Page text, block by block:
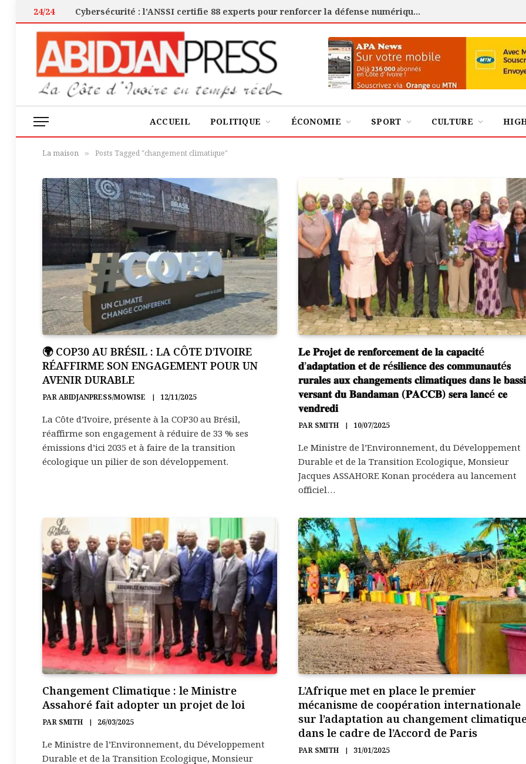
24/24 Cybersécurité : l’ANSSI certifie 88 experts pour renforcer la défense numérique de la Côte d’Ivoire
ACCUEIL POLITIQUE ÉCONOMIE SPORT CULTURE
La maison » Posts Tagged "changement climatique"
🌍 COP30 AU BRÉSIL : LA CÔTE D’IVOIRE
RÉAFFIRME SON ENGAGEMENT POUR UN
AVENIR DURABLE
PARABIDJANPRESS/MOWISE 12/11/2025
La Côte d’Ivoire, présente à la COP30 au Brésil,
réaffirme son engagement à réduire de 33 % ses
émissions d’ici 2035 et à faire de la transition
écologique un pilier de son développement.
𝐋𝐞 𝐏𝐫𝐨𝐣𝐞𝐭 𝐝𝐞 𝐫𝐞𝐧𝐟𝐨𝐫𝐜𝐞𝐦𝐞𝐧𝐭 𝐝𝐞 𝐥𝐚 𝐜𝐚𝐩𝐚𝐜𝐢𝐭é
𝐝’𝐚𝐝𝐚𝐩𝐭𝐚𝐭𝐢𝐨𝐧 𝐞𝐭 𝐝𝐞 𝐫é𝐬𝐢𝐥𝐢𝐞𝐧𝐜𝐞 𝐝𝐞𝐬 𝐜𝐨𝐦𝐦𝐮𝐧𝐚𝐮𝐭é𝐬
𝐫𝐮𝐫𝐚𝐥𝐞𝐬 𝐚𝐮𝐱 𝐜𝐡𝐚𝐧𝐠𝐞𝐦𝐞𝐧𝐭𝐬 𝐜𝐥𝐢𝐦𝐚𝐭𝐢𝐪𝐮𝐞𝐬 𝐝𝐚𝐧𝐬 𝐥𝐞
𝐯𝐞𝐫𝐬𝐚𝐧𝐭 𝐝𝐮 𝐁𝐚𝐧𝐝𝐚𝐦𝐚𝐧 (𝐏𝐀𝐂𝐂𝐁) 𝐬𝐞𝐫𝐚 𝐥𝐚𝐧𝐜é 𝐜𝐞
𝐯𝐞𝐧𝐝𝐫𝐞𝐝𝐢
PAR SMITH 10/07/2025
Le Ministre de l’Environnement, du Développement
Durable et de la Transition Ecologique, Monsieur
Jacques ASSAHORE Konan procédera au lancement
officiel…
Changement Climatique : le Ministre
Assahoré fait adopter un projet de loi
PAR SMITH 26/03/2025
Le Ministre de l’Environnement, du Développement
Durable et de la Transition Ecologique, Monsieur
L’Afrique met en place le premier
mécanisme de coopération internationale
sur l’adaptation au changement
dans le cadre de l’Accord de Paris
PAR SMITH 31/01/2025